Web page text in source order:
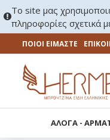
Το site μας
πληροφορίες σχετικά
ΠΟΙΟΙ ΕΙΜΑΣΤΕ
ΑΛΟΓΑ -